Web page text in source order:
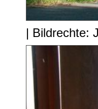
| Bildrechte: